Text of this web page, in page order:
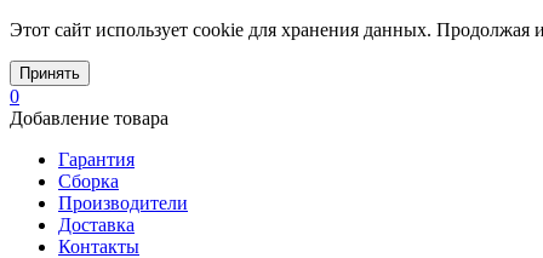
Этот сайт использует cookie для хранения данных. Продолжая
Принять
0
Добавление товара
Гарантия
Сборка
Производители
Доставка
Контакты